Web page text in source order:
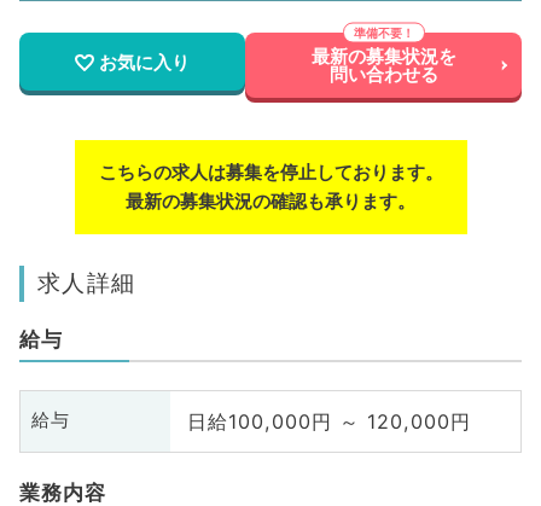
お気に入り 最新の募集状況を
問い合わせる
こちらの求人は募集を停止しております。
最新の募集状況の確認も承ります。
求人詳細
給与
給与 日給100,000円 ～ 120,000円
業務内容